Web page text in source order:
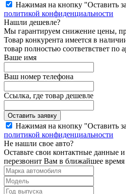
Нажимая на кнопку "Оставить
политикой конфиденциальности
Нашли дешевле?
Мы гарантируем снижение цены,
Товар конкурента имеется в
товар полностью соответвствет по
Ваше имя
Ваш номер телефона
Ссылка, где товар дешевле
Нажимая на кнопку "Оставить
политикой конфиденциальности
Не нашли свое авто?
Оставьте свои контактные данные
перезвонит Вам в ближайшее время